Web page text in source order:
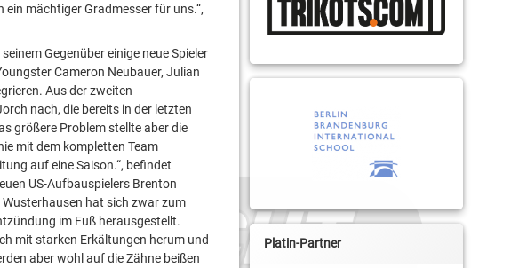
ein mächtiger Gradmesser für uns.“,
Gegenüber einige neue Spieler
Cameron Neubauer, Julian
Aus der zweiten
nach, die bereits in der letzten
größere Problem stellte aber die
mit dem kompletten Team
auf eine Saison.“, befindet
US-Aufbauspielers Brenton
Wusterhausen hat sich zwar zum
im Fuß herausgestellt.
mit starken Erkältungen herum und
aber wohl auf die Zähne beißen
Platin-Partner